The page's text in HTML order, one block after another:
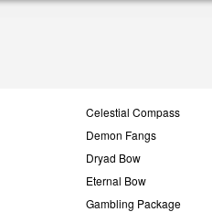
Celestial Compass
Demon Fangs
Dryad Bow
Eternal Bow
Gambling Package